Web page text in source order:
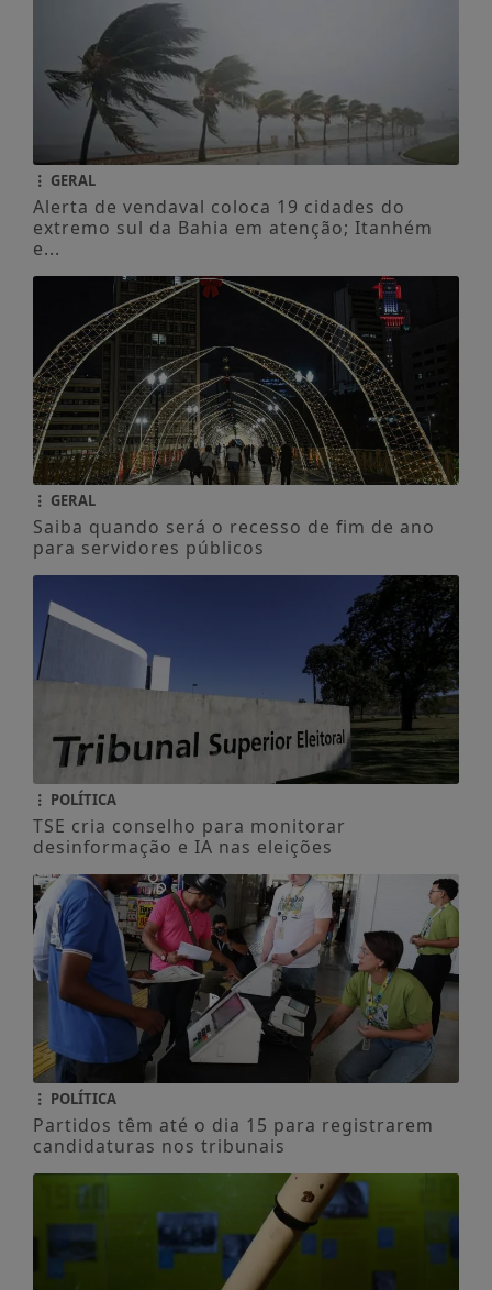
GERAL
Alerta de vendaval coloca 19 cidades do
extremo sul da Bahia em atenção; Itanhém
e...
GERAL
Saiba quando será o recesso de fim de ano
para servidores públicos
POLÍTICA
TSE cria conselho para monitorar
desinformação e IA nas eleições
POLÍTICA
Partidos têm até o dia 15 para registrarem
candidaturas nos tribunais